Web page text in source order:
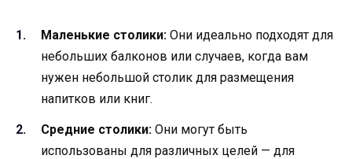
Маленькие столики: Они идеально подходят для
небольших балконов или случаев, когда вам
нужен небольшой столик для размещения
напитков или книг.
Средние столики: Они могут быть
использованы для различных целей — для